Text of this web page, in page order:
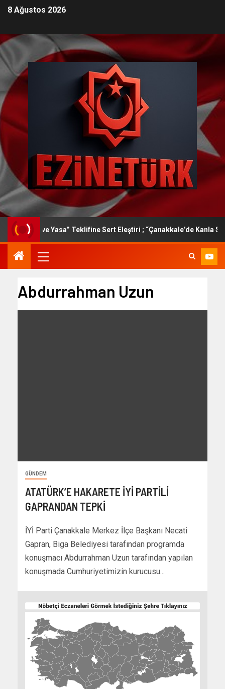
8 Ağustos 2026
Yasa” Teklifine Sert Eleştiri ; “Çanakkale’de Kanla
Abdurrahman Uzun
GÜNDEM
ATATÜRK’E HAKARETE İYİ PARTİLİ
GAPRANDAN TEPKİ
İYİ Parti Çanakkale Merkez İlçe Başkanı Necati
Gapran, Biga Belediyesi tarafından programda
konuşmacı Abdurrahman Uzun tarafından yapılan
konuşmada Cumhuriyetimizin kurucusu...